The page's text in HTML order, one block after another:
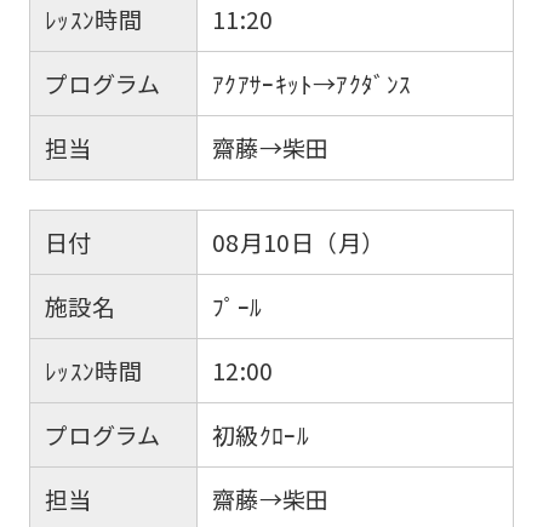
ﾚｯｽﾝ時間
11:20
プログラム
ｱｸｱｻｰｷｯﾄ→ｱｸﾀﾞﾝｽ
担当
齋藤→柴田
日付
08月10日（月）
施設名
ﾌﾟｰﾙ
ﾚｯｽﾝ時間
12:00
プログラム
初級ｸﾛｰﾙ
担当
齋藤→柴田